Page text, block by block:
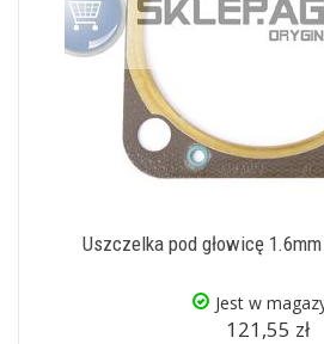
Uszczelka pod głowicę
Jest w
121,55 zł